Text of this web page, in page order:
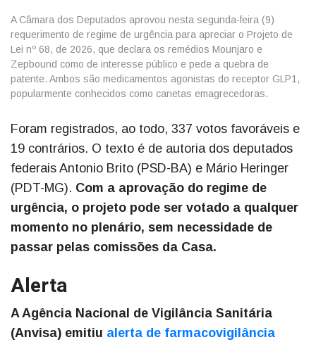
A Câmara dos Deputados aprovou nesta segunda-feira (9)
requerimento de regime de urgência para apreciar o Projeto de
Lei nº 68, de 2026, que declara os remédios Mounjaro e
Zepbound como de interesse público e pede a quebra de
patente. Ambos são medicamentos agonistas do receptor GLP1,
popularmente conhecidos como canetas emagrecedoras.
Foram registrados, ao todo, 337 votos favoráveis e
19 contrários. O texto é de autoria dos deputados
federais Antonio Brito (PSD-BA) e Mário Heringer
(PDT-MG). Com a aprovação do regime de
urgência, o projeto pode ser votado a qualquer
momento no plenário, sem necessidade de
passar pelas comissões da Casa.
Alerta
A Agência Nacional de Vigilância Sanitária
(Anvisa) emitiu alerta de farmacovigilância